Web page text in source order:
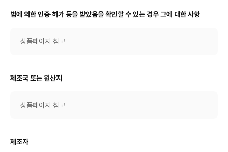
법에 의한 인증·허가 등을 받았음을 확인할 수 있는 경우 그에 대한 사항
상품페이지 참고
제조국 또는 원산지
상품페이지 참고
제조자